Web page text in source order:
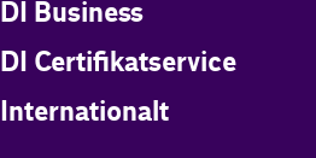
DI Business
DI Certifikatservice
Internationalt